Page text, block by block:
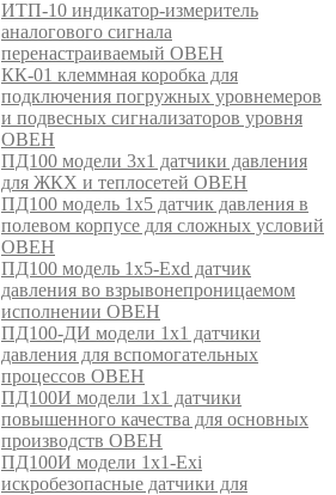
ИТП-10 индикатор-измеритель
аналогового сигнала
перенастраиваемый ОВЕН
КК-01 клеммная коробка для
подключения погружных уровнемеров
и подвесных сигнализаторов уровня
ОВЕН
ПД100 модели 3х1 датчики давления
для ЖКХ и теплосетей ОВЕН
ПД100 модель 1х5 датчик давления в
полевом корпусе для сложных условий
ОВЕН
ПД100 модель 1х5-Exd датчик
давления во взрывонепроницаемом
исполнении ОВЕН
ПД100-ДИ модели 1х1 датчики
давления для вспомогательных
процессов ОВЕН
ПД100И модели 1х1 датчики
повышенного качества для основных
производств ОВЕН
ПД100И модели 1х1-Exi
искробезопасные датчики для